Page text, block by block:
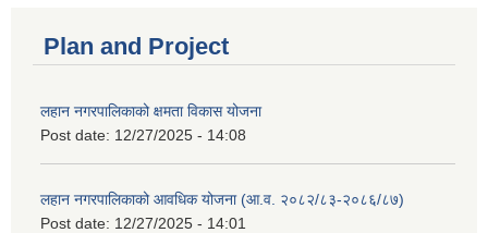
Plan and Project
लहान नगरपालिकाको क्षमता विकास योजना
Post date: 12/27/2025 - 14:08
लहान नगरपालिकाको आवधिक योजना (आ.व. २०८२/८३-२०८६/८७)
Post date: 12/27/2025 - 14:01